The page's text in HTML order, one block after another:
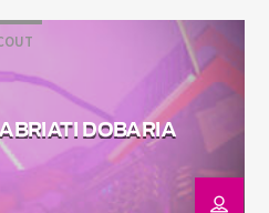
DOBARIA